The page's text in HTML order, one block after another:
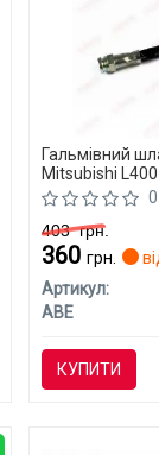
Гальмівний
Mitsubishi L400
403грн.
360грн.
Артикул:
ABE
КУПИТИ